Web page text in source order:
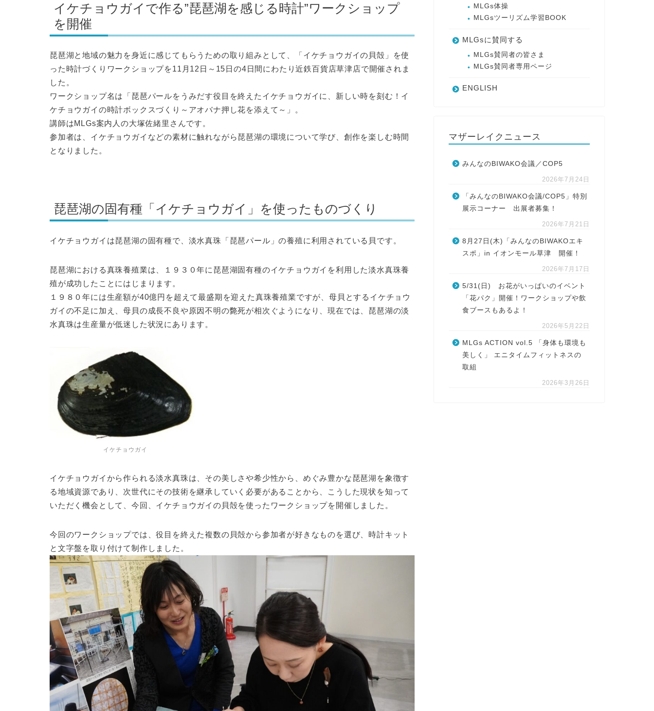
イケチョウガイで作る”琵琶湖を感じる時計”ワークショップ
を開催
琵琶湖と地域の魅力を身近に感じてもらうための取り組みとして、「イケチョウガイの貝殻」を使
った時計づくりワークショップを11月12日～15日の4日間にわたり近鉄百貨店草津店で開催されま
した。
ワークショップ名は「琵琶パールをうみだす役目を終えたイケチョウガイに、新しい時を刻む！イ
ケチョウガイの時計ボックスづくり～アオバナ押し花を添えて～」。
講師はMLGs案内人の大塚佐緒里さんです。
参加者は、イケチョウガイなどの素材に触れながら琵琶湖の環境について学び、創作を楽しむ時間
となりました。
琵琶湖の固有種「イケチョウガイ」を使ったものづくり
イケチョウガイは琵琶湖の固有種で、淡水真珠「琵琶パール」の養殖に利用されている貝です。
琵琶湖における真珠養殖業は、１９３０年に琵琶湖固有種のイケチョウガイを利用した淡水真珠養
殖が成功したことにはじまります。
１９８０年には生産額が40億円を超えて最盛期を迎えた真珠養殖業ですが、母貝とするイケチョウ
ガイの不足に加え、母貝の成長不良や原因不明の斃死が相次ぐようになり、現在では、琵琶湖の淡
水真珠は生産量が低迷した状況にあります。
イケチョウガイ
イケチョウガイから作られる淡水真珠は、その美しさや希少性から、めぐみ豊かな琵琶湖を象徴す
る地域資源であり、次世代にその技術を継承していく必要があることから、こうした現状を知って
いただく機会として、今回、イケチョウガイの貝殻を使ったワークショップを開催しました。
今回のワークショップでは、役目を終えた複数の貝殻から参加者が好きなものを選び、時計キット
と文字盤を取り付けて制作しました。
MLGs体操
MLGsツーリズム学習BOOK
MLGsに賛同する
MLGs賛同者の皆さま
MLGs賛同者専用ページ
ENGLISH
マザーレイクニュース
みんなのBIWAKO会議／COP5
2026年7月24日
「みんなのBIWAKO会議/COP5」特別
展示コーナー 出展者募集！
2026年7月21日
8月27日(木)「みんなのBIWAKOエキ
スポ」in イオンモール草津 開催！
2026年7月17日
5/31(日) お花がいっぱいのイベント
「花パク」開催！ワークショップや飲
食ブースもあるよ！
2026年5月22日
MLGs ACTION vol.5 「身体も環境も
美しく」 エニタイムフィットネスの
取組
2026年3月26日